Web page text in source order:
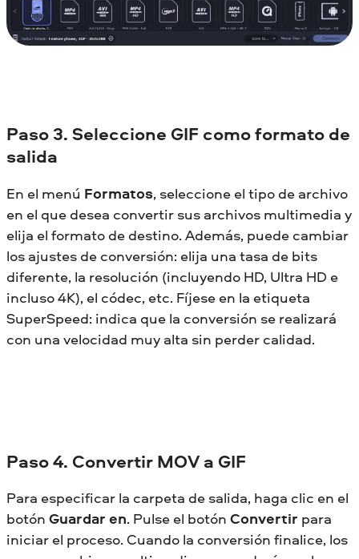
Paso 3. Seleccione GIF como formato de
salida
En el menú Formatos, seleccione el tipo de archivo
en el que desea convertir sus archivos multimedia y
elija el formato de destino. Además, puede cambiar
los ajustes de conversión: elija una tasa de bits
diferente, la resolución (incluyendo HD, Ultra HD e
incluso 4K), el códec, etc. Fíjese en la etiqueta
SuperSpeed: indica que la conversión se realizará
con una velocidad muy alta sin perder calidad.
Paso 4. Convertir MOV a GIF
Para especificar la carpeta de salida, haga clic en el
botón Guardar en. Pulse el botón Convertir para
iniciar el proceso. Cuando la conversión finalice, los